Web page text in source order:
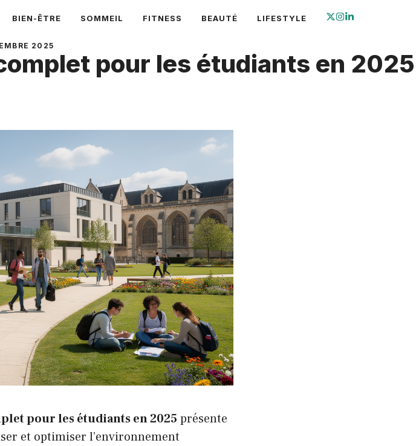
BIEN-ÊTRE SOMMEIL FITNESS BEAUTÉ LIFESTYLE
2025
pour les étudiants en 2025
pour les étudiants en 2025 présente
et optimiser l’environnement